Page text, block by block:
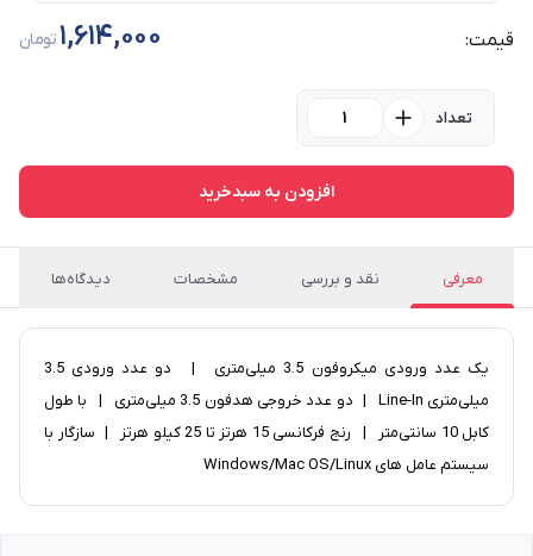
قیمت: 1,614,000تومان
تعداد
افزودن به سبدخرید
معرفی نقد و بررسی مشخصات دیدگاه‌ها
یک عدد ورودی میکروفون 3.5 میلی‌متری | دو عدد ورودی 3.5
میلی‌متری Line-In | دو عدد خروجی هدفون 3.5 میلی‌متری | با طول
کابل 10 سانتی‌متر | رنج فرکانسی 15 هرتز تا 25 کیلو هرتز | سازگار با
سیستم عامل های Windows/Mac OS/Linux